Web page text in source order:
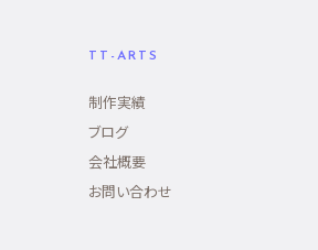
TT-ARTS
制作実績
ブログ
会社概要
お問い合わせ